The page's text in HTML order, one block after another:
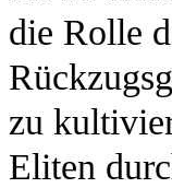
die Rolle
zu
Eliten